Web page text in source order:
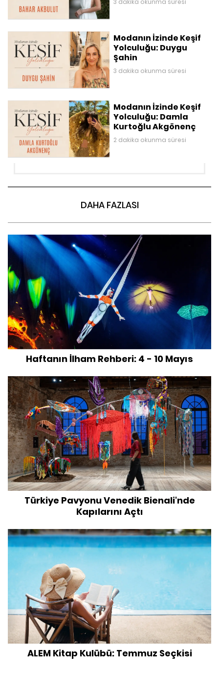
3 dakika okunma süresi
Modanın İzinde Keşif
Yolculuğu: Duygu
Şahin
3 dakika okunma süresi
Modanın İzinde Keşif
Yolculuğu: Damla
Kurtoğlu Akgönenç
2 dakika okunma süresi
DAHA FAZLASI
Haftanın İlham Rehberi: 4 - 10 Mayıs
Türkiye Pavyonu Venedik Bienali'nde
Kapılarını Açtı
ALEM Kitap Kulübü: Temmuz Seçkisi